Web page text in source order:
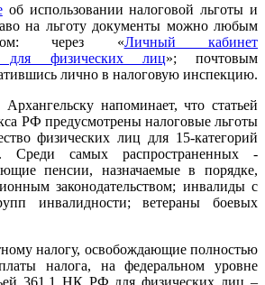
об использовании налоговой льготы и
на льготу документы можно любым
через «Личный кабинет
для физических лиц»; почтовым
лично в налоговую инспекцию.
напоминает, что статьей
РФ предусмотрены налоговые льготы
физических лиц для 15-категорий
Среди самых распространенных -
пенсии, назначаемые в порядке,
законодательством; инвалиды с
инвалидности; ветераны боевых
налогу, освобождающие полностью
налога, на федеральном уровне
361.1 НК РФ для физических лиц –